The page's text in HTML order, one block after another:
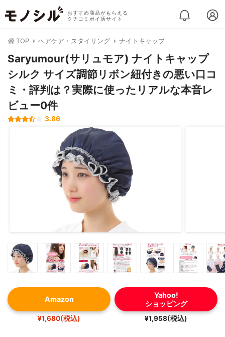
おすすめ商品がもらえる
クチコミポイ活サイト
TOP ヘアケア・スタイリング ナイトキャップ
Saryumour(サリュモア) ナイトキャップ
シルク サイズ調節リボン紐付きの悪い口コ
ミ・評判は？実際に使ったリアルな本音レ
ビュー0件
3.86
Amazon
¥1,680(税込)
Yahoo!
ショッピング
¥1,958(税込)